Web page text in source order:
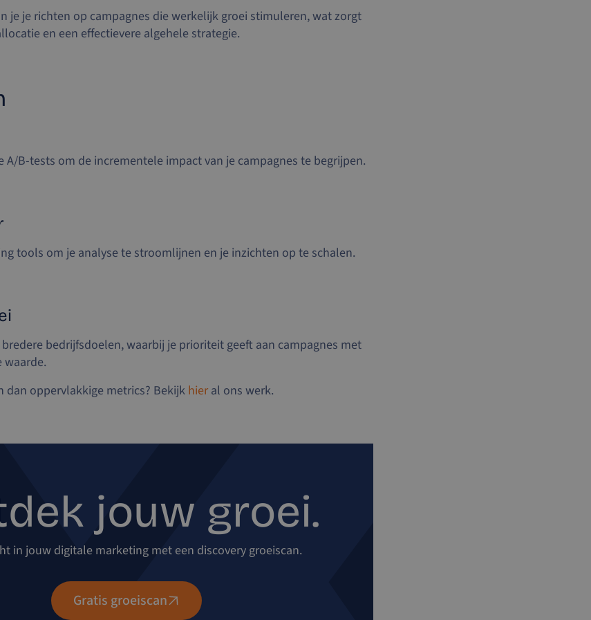
je je richten op campagnes die werkelijk groei stimuleren, wat zorgt
en een effectievere algehele strategie.
A/B-tests om de incrementele impact van je campagnes te begrijpen.
tools om je analyse te stroomlijnen en je inzichten op te schalen.
bedrijfsdoelen, waarbij je prioriteit geeft aan campagnes met
waarde.
dan oppervlakkige metrics? Bekijk hier al ons werk.
jouw groei.
in jouw digitale marketing met een discovery groeiscan.
Gratis groeiscan